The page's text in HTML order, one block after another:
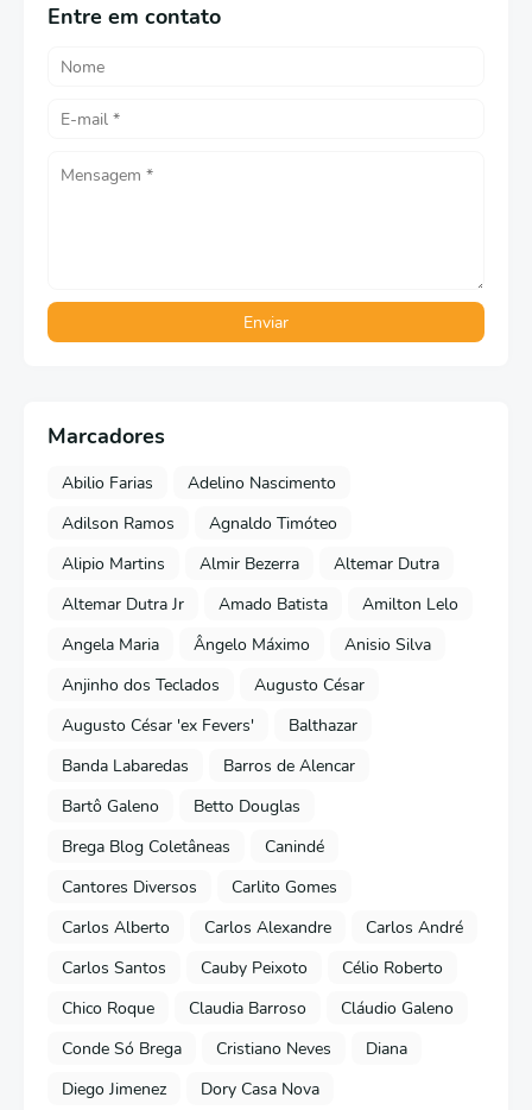
Entre em contato
Marcadores
Abilio Farias
Adelino Nascimento
Adilson Ramos
Agnaldo Timóteo
Alipio Martins
Almir Bezerra
Altemar Dutra
Altemar Dutra Jr
Amado Batista
Amilton Lelo
Angela Maria
Ângelo Máximo
Anisio Silva
Anjinho dos Teclados
Augusto César
Augusto César 'ex Fevers'
Balthazar
Banda Labaredas
Barros de Alencar
Bartô Galeno
Betto Douglas
Brega Blog Coletâneas
Canindé
Cantores Diversos
Carlito Gomes
Carlos Alberto
Carlos Alexandre
Carlos André
Carlos Santos
Cauby Peixoto
Célio Roberto
Chico Roque
Claudia Barroso
Cláudio Galeno
Conde Só Brega
Cristiano Neves
Diana
Diego Jimenez
Dory Casa Nova